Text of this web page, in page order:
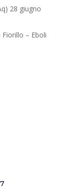
28 giugno
– Eboli